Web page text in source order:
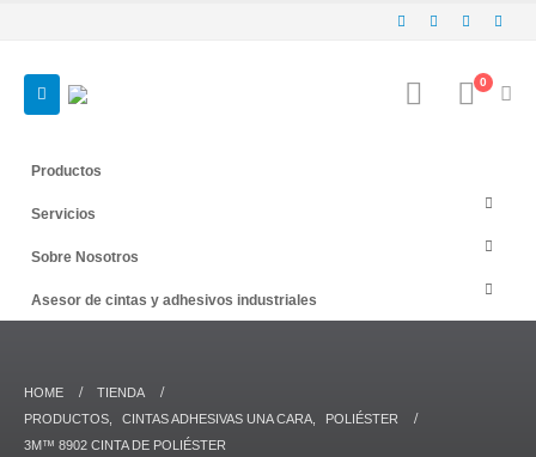
0
Productos
Servicios
Sobre Nosotros
Asesor de cintas y adhesivos industriales
HOME
TIENDA
PRODUCTOS
CINTAS ADHESIVAS UNA CARA
POLIÉSTER
3M™ 8902 CINTA DE POLIÉSTER